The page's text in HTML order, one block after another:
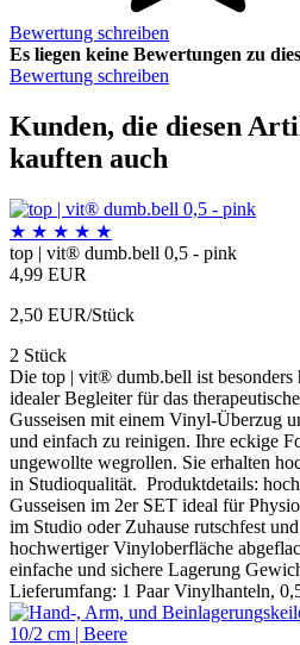
Bewertung schreiben
Es liegen keine Bewertungen zu
Bewertung schreiben
Kunden, die diesen
kauften auch
★ ★ ★ ★ ★
top | vit® dumb.bell 0,5 - pink
4,99 EUR
2,50 EUR/Stück
2 Stück
Die top | vit® dumb.bell ist besonders
idealer Begleiter für das
Gusseisen mit einem Vinyl-Überzug
und einfach zu reinigen. Ihre eckige
ungewollte wegrollen. Sie erhalten
in Studioqualität. Produktdetails:
Gusseisen im 2er SET ideal für
im Studio oder Zuhause rutschfest
hochwertiger Vinyloberfläche
einfache und sichere Lagerung
Lieferumfang: 1 Paar Vinylhanteln,